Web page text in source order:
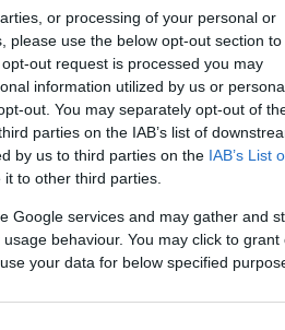
or processing of your personal or
please use the below opt-out section to
out request is processed you may
information utilized by us or
out. You may separately opt-out of
parties on the IAB’s list of
by us to third parties on the IAB’s List
to other third parties.
Google services and may gather and
behaviour. You may click to grant
your data for below specified
Άαρον